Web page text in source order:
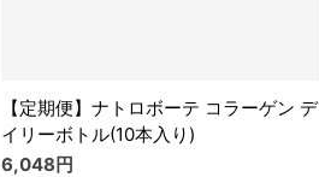
【定期便】ナトロボーテ コラーゲン デ
イリーボトル(10本入り)
6,048円